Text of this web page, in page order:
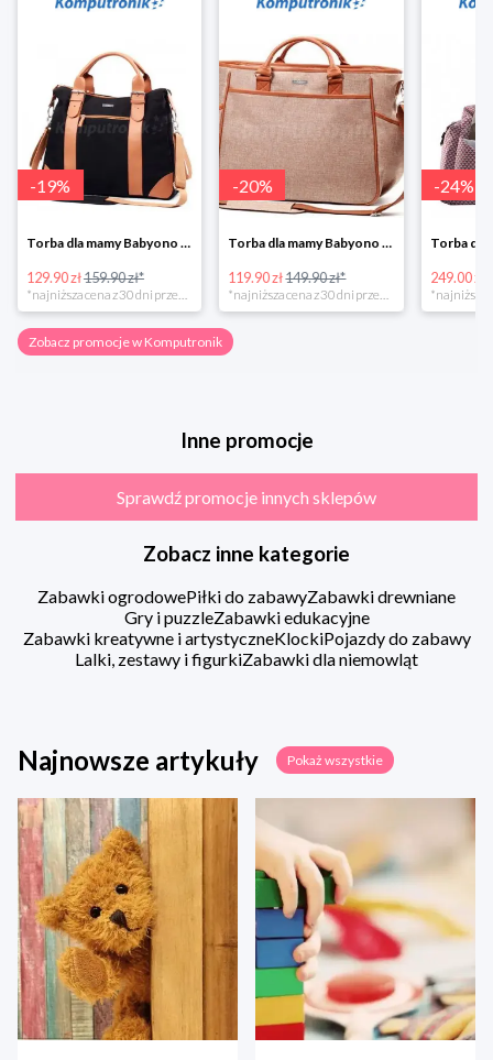
-19%
Torba dla mamy Babyono 1505/01 Comfort Icoinic 5/5
129.90 zł159.90 zł*
-20%
Torba dla mamy Babyono 1507/01 Comfort Chic w super cenie
119.90 zł149.90 zł*
-24%
249.00 zł
Zobacz promocje w Komputronik
Inne promocje
Sprawdź promocje innych sklepów
Zobacz inne kategorie
Zabawki ogrodowePiłki do zabawyZabawki drewniane
Gry i puzzleZabawki edukacyjne
Zabawki kreatywne i artystyczneKlockiPojazdy do zabawy
Lalki, zestawy i figurkiZabawki dla niemowląt
Najnowsze artykuły Pokaż wszystkie